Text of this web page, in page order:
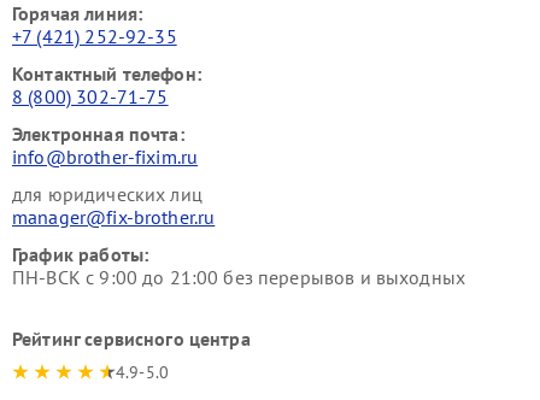
Горячая линия:
+7 (421) 252-92-35
Контактный телефон:
8 (800) 302-71-75
Электронная почта:
info@brother-fixim.ru
для юридических лиц
manager@fix-brother.ru
График работы:
ПН-ВСК с 9:00 до 21:00 без перерывов и выходных
Рейтинг сервисного центра
4.9-5.0